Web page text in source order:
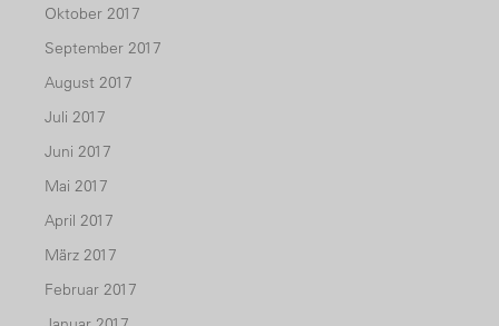
Oktober 2017
September 2017
August 2017
Juli 2017
Juni 2017
Mai 2017
April 2017
März 2017
Februar 2017